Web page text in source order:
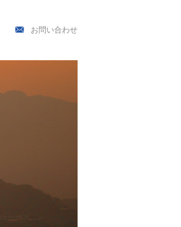
お問い合わせ